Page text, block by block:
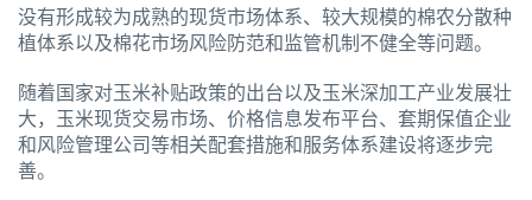
没有形成较为成熟的现货市场体系、较大规模的棉农分散种
植体系以及棉花市场风险防范和监管机制不健全等问题。
随着国家对玉米补贴政策的出台以及玉米深加工产业发展壮
大，玉米现货交易市场、价格信息发布平台、套期保值企业
和风险管理公司等相关配套措施和服务体系建设将逐步完
善。